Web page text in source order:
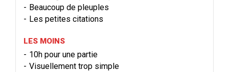
Beaucoup de pleuples
Les petites citations
LES MOINS
10h pour une partie
Visuellement trop simple